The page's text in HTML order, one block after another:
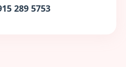
289 5753